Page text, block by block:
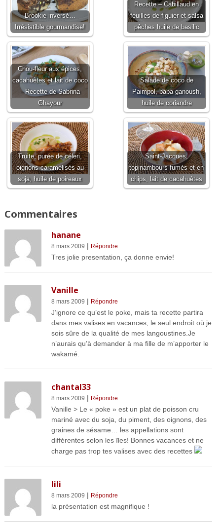
Brookie inversé…
Irrésistible gourmandise!
Recette – Cabillaud en
feuilles de figuier et salsa
pêches huile de basilic
Chou-fleur aux épices,
cacahuètes et lait de coco
– Recette de Sabrina
Ghayour
Salade de coco de
Paimpol, baba ganoush,
huile de coriandre
Truite, purée de céleri,
oignons caramélisés au
soja, huile de poireaux
Saint-Jacques,
topinambours fumés et en
chips, lait de cacahuètes
Commentaires
hanane
8 mars 2009 | Répondre
Tres jolie presentation, ça donne envie!
Vanille
8 mars 2009 | Répondre
J’ignore ce qu’est le poke, mais ta recette partira
dans mes valises en vacances, le seul endroit où je
sois sûre de la qualité de mes langoustines.Je
n’aurais qu’à demander à ma fille de m’apporter le
wakamé.
chantal33
8 mars 2009 | Répondre
Vanille > Le « poke » est un plat de poisson cru
mariné avec du soja, du piment, des oignons, des
graines de sésame… les appellations sont
différentes selon les îles! Bonnes vacances et ne
charge pas trop tes valises avec des recettes
lili
8 mars 2009 | Répondre
la présentation est magnifique !